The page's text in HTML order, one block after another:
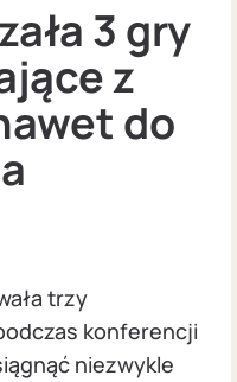
3 gry
z
do
trzy
konferencji
niezwykle